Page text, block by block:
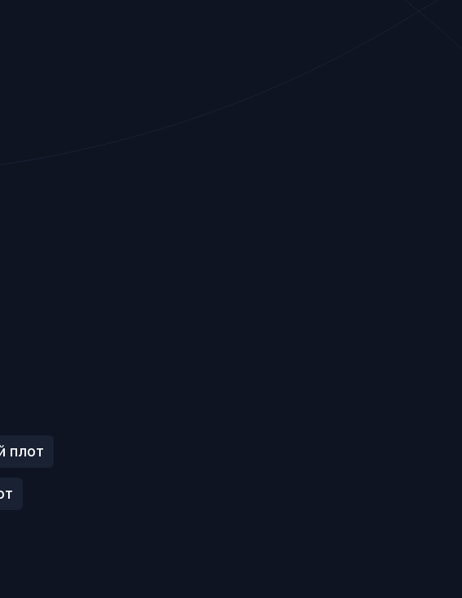
плот